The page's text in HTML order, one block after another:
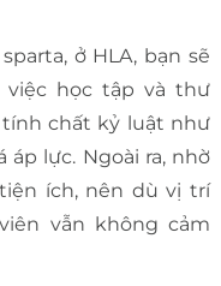
ở HLA, bạn sẽ
việc học tập và thư
chất kỷ luật như
áp lực. Ngoài ra, nhờ
ích, nên dù vị trí
vẫn không cảm